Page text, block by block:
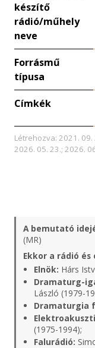
készítő
rádió/műhely
neve
Forrásmű
típusa
Címkék
Létrehozva: 2021. 09.
2026. 05. 23.; 2026.
A bemutató
(MR)
Ekkor a rádió
Elnök: Hárs
Dramaturg-
László (1979-
Dramaturgia
(1975-1994);
Falurádió: